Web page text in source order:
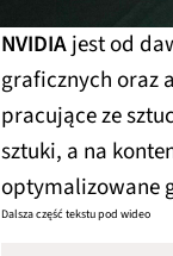
NVIDIAjest od
graficznych oraz
pracujące ze
sztuki, a na
optymalizowane
Dalsza część tekstu pod wideo